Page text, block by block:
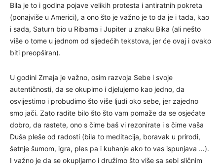
Bila je to i godina pojave velikih protesta i antiratnih pokreta
(ponajviše u Americi), a ono što je važno je to da je i tada, kao
i sada, Saturn bio u Ribama i Jupiter u znaku Bika (ali nešto
više o tome u jednom od sljedećih tekstova, jer će ovaj i ovako
biti preopširan).
U godini Zmaja je važno, osim razvoja Sebe i svoje
autentičnosti, da se okupimo i djelujemo kao jedno, da
osvijestimo i probudimo što više ljudi oko sebe, jer zajedno
smo jači. Zato radite bilo što što vam pomaže da se osjećate
dobro, da rastete, ono s čime baš vi rezonirate i s čime vaša
Duša pleše od radosti (bila to meditacija, boravak u prirodi,
šetnje šumom, igra, ples pa i kuhanje ako to vas ispunjava …).
I važno je da se okupljamo i družimo što više sa sebi sličnim